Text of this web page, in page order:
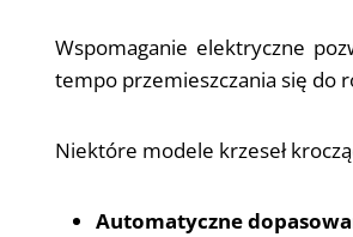
Wspomaganie elektryczne
tempo przemieszczania się do
Niektóre modele krzeseł
Automatyczne